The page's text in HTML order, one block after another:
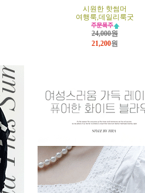
시원한 핫썸머
여행룩,데일리룩굿
24,000원
21,200원